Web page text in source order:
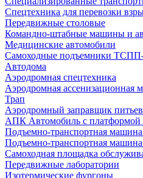
Спецтехника для перевозки
Передвижные столовые
Командно-штабные машины и
Медицинские автомобили
Самоходные подъемники
Автодома
Аэродромная спецтехника
Аэродромная ассенизационная
Трап
Аэродромный заправщик
АПК Автомобиль с платформой
Подъемно-транспортная
Подъемно-транспортная
Самоходная площадка
Передвижные лаборатории
Изотермические фургоны